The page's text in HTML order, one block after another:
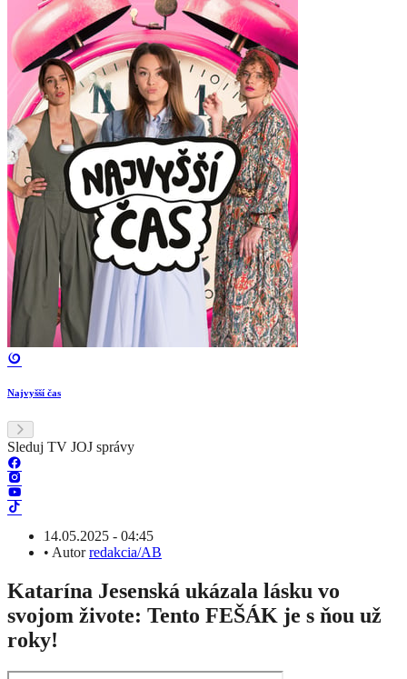
Najvyšší čas
Sleduj TV JOJ správy
14.05.2025 - 04:45
• Autorredakcia/AB
Katarína Jesenská ukázala lásku vo
svojom živote: Tento FEŠÁK je s ňou už
roky!